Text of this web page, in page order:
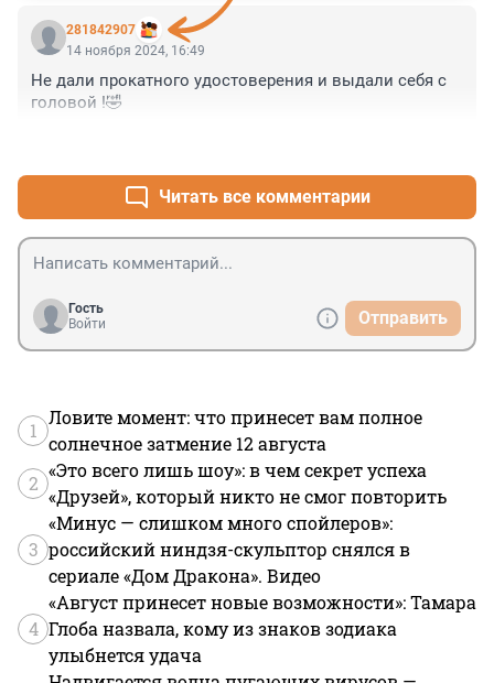
281842907
14 ноября 2024, 16:49
Не дали прокатного удостоверения и выдали себя с
головой !🤣
Читать все комментарии
Гость
Войти
Отправить
1
Ловите момент: что принесет вам полное
солнечное затмение 12 августа
2
«Это всего лишь шоу»: в чем секрет успеха
«Друзей», который никто не смог повторить
3
«Минус — слишком много спойлеров»:
российский ниндзя-скульптор снялся в
сериале «Дом Дракона». Видео
4
«Август принесет новые возможности»: Тамара
Глоба назвала, кому из знаков зодиака
улыбнется удача